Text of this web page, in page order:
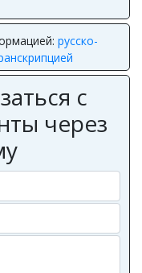
русско-
с
через